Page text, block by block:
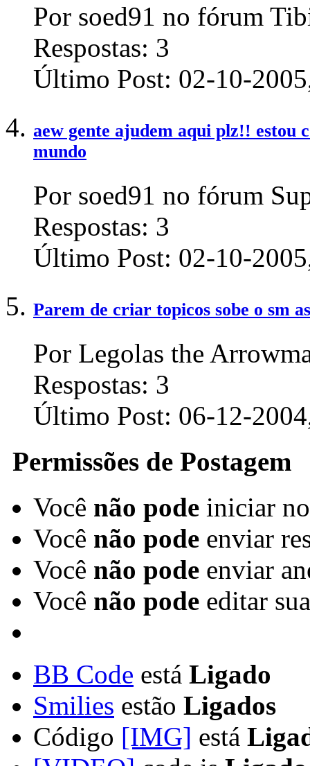
Por soed91 no fórum
Respostas: 3
Último Post: 02-10-
aew gente ajudem aqui plz!! estou
mundo
Por soed91 no fórum
Respostas: 3
Último Post: 02-10-
Parem de criar topicos sobe o sm
Por Legolas the
Respostas: 3
Último Post: 06-12-
Permissões de Postagem
Você não pode iniciar
Você não pode enviar
Você não pode enviar
Você não pode editar
BB Code está Ligado
Smilies estão Ligados
Código [IMG] está